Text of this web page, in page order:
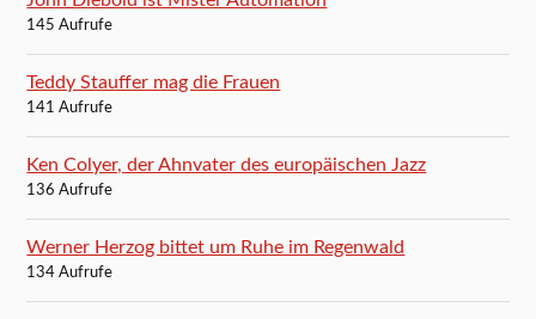
145 Aufrufe
Teddy Stauffer mag die Frauen
141 Aufrufe
Ken Colyer, der Ahnvater des europäischen Jazz
136 Aufrufe
Werner Herzog bittet um Ruhe im Regenwald
134 Aufrufe